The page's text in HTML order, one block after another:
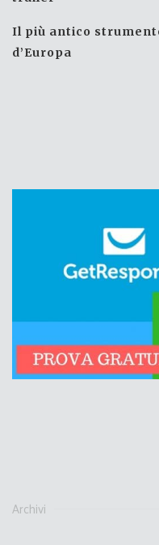
Il più antico
d’Europa
Archivi